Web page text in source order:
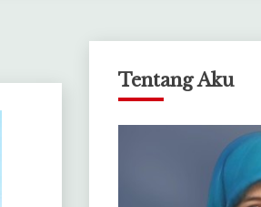
Tentang Aku